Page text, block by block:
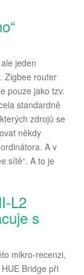
jeden
Zigbee router
pouze jako tzv.
standardně
zdrojů se
někdy
A v
sítě“. A to je
L2
s
mikro-recenzi,
Bridge při